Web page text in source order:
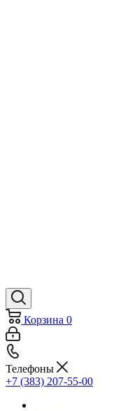
Корзина 0
Телефоны
+7 (383) 207-55-00